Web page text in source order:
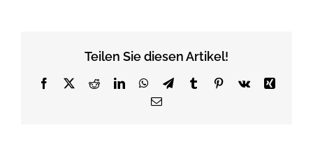
Teilen Sie diesen Artikel!
Facebook
X RedditLinkedInWhatsApp
TelegramTumblrPinterest
Vk
Xing
Email